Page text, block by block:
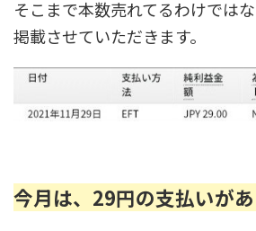
そこまで本数売れてるわけでは
掲載させていただきます。
今月は、29円の支払いがあ